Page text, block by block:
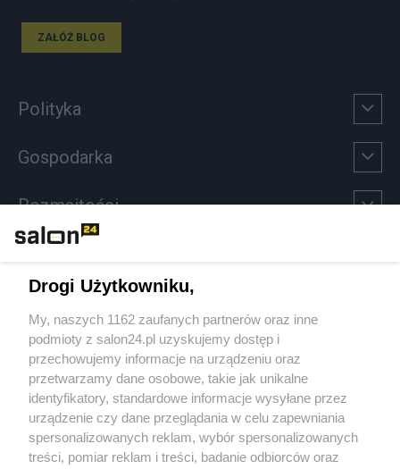
ZAŁÓŻ BLOG
Polityka
Gospodarka
Rozmaitości
Sport
Społeczeństwo
Kultura
Drogi Użytkowniku,
My, naszych 1162 zaufanych partnerów oraz inne
podmioty z salon24.pl uzyskujemy dostęp i
przechowujemy informacje na urządzeniu oraz
przetwarzamy dane osobowe, takie jak unikalne
identyfikatory, standardowe informacje wysyłane przez
urządzenie czy dane przeglądania w celu zapewniania
spersonalizowanych reklam, wybór spersonalizowanych
treści, pomiar reklam i treści, badanie odbiorców oraz